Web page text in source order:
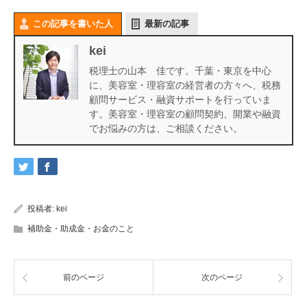
この記事を書いた人 最新の記事
kei
税理士の山本 佳です。千葉・東京を中心
に、美容室・理容室の経営者の方々へ、税務
顧問サービス・融資サポートを行っていま
す。美容室・理容室の顧問契約、開業や融資
でお悩みの方は、ご相談ください。
投稿者: kei
補助金・助成金・お金のこと
前のページ 次のページ